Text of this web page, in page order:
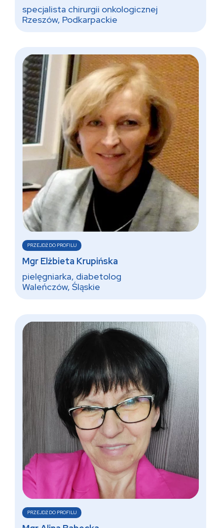
specjalista chirurgii onkologicznej
Rzeszów, Podkarpackie
PRZEJDŹ DO PROFILU
Mgr Elżbieta Krupińska
pielęgniarka, diabetolog
Waleńczów, Śląskie
PRZEJDŹ DO PROFILU